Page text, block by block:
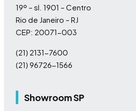
19º – sl. 1901 – Centro
Rio de Janeiro – RJ
CEP: 20071-003
(21) 2131-7600
(21) 96726-1566
Showroom SP